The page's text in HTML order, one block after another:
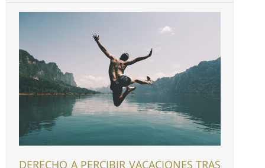
DERECHO A PERCIBIR VACACIONES TRAS